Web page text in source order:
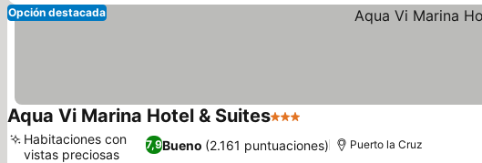
Opción destacada
Aqua Vi Marina Hotel & Suites3 Estrellas
7,9Bueno (2.161 puntuaciones)
Habitaciones con
vistas preciosas
Puerto la Cruz